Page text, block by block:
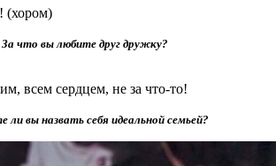
(хором)
что вы любите друг дружку?
всем сердцем, не за что-то!
вы назвать себя идеальной семьей?